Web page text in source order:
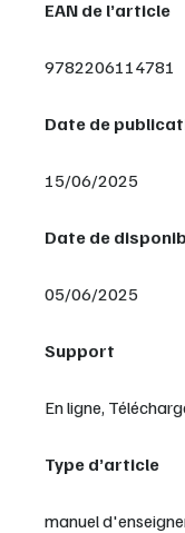
EAN de l’article
9782206114781
Date de
15/06/2025
Date de
05/06/2025
Support
En ligne,
Type d’article
manuel